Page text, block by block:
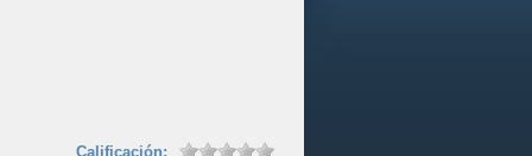
Calificación: